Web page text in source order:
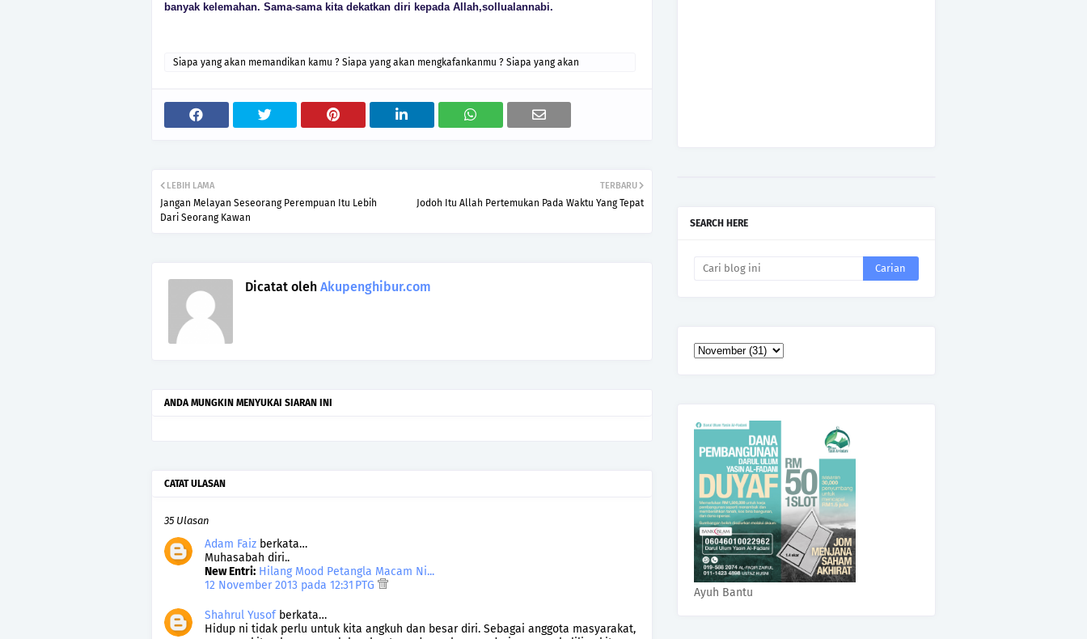
banyak kelemahan. Sama-sama kita dekatkan diri kepada Allah,sollualannabi.
Siapa yang akan memandikan kamu ? Siapa yang akan mengkafankanmu ? Siapa yang akan
TERBARU
Jodoh Itu Allah Pertemukan Pada Waktu Yang Tepat
LEBIH LAMA
Jangan Melayan Seseorang Perempuan Itu Lebih
Dari Seorang Kawan
Dicatat oleh Akupenghibur.com
ANDA MUNGKIN MENYUKAI SIARAN INI
CATAT ULASAN
35 Ulasan
Adam Faiz berkata…
Muhasabah diri..
New Entri: Hilang Mood Petangla Macam Ni...
12 November 2013 pada 12:31 PTG
Shahrul Yusofberkata…
Hidup ni tidak perlu untuk kita angkuh dan besar diri. Sebagai anggota masyarakat,
SEARCH HERE
Ayuh Bantu